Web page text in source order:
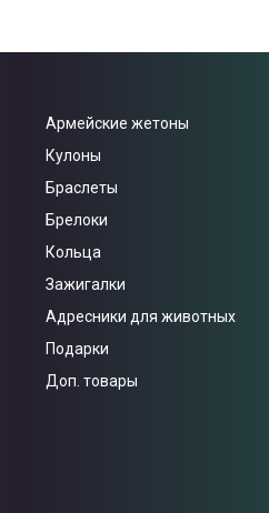
Армейские жетоны
Кулоны
Браслеты
Брелоки
Кольца
Зажигалки
Адресники для животных
Подарки
Доп. товары